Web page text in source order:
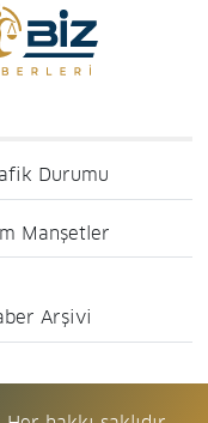
Durumu
Manşetler
Arşivi